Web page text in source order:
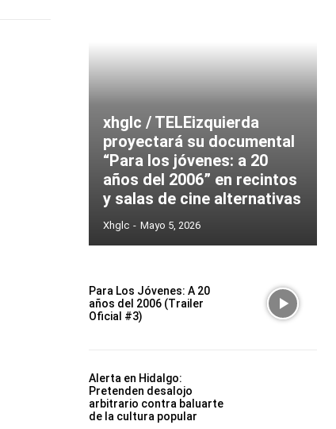
xhglc / TELEizquierda
proyectará su documental
“Para los jóvenes: a 20
años del 2006” en recintos
y salas de cine alternativas
Xhglc - Mayo 5, 2026
Para Los Jóvenes: A 20
años del 2006 (Trailer
Oficial #3)
Alerta en Hidalgo:
Pretenden desalojo
arbitrario contra baluarte
de la cultura popular